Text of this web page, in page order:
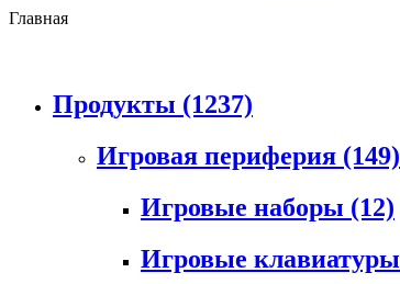
Главная
Продукты (1237)
Игровая периферия (149)
Игровые наборы (12)
Игровые клавиатуры